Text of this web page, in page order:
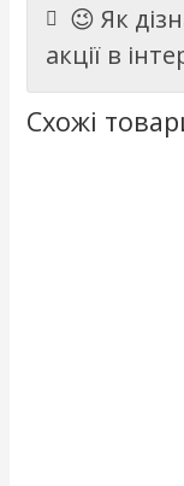
😉 Як
акції в
Схожі